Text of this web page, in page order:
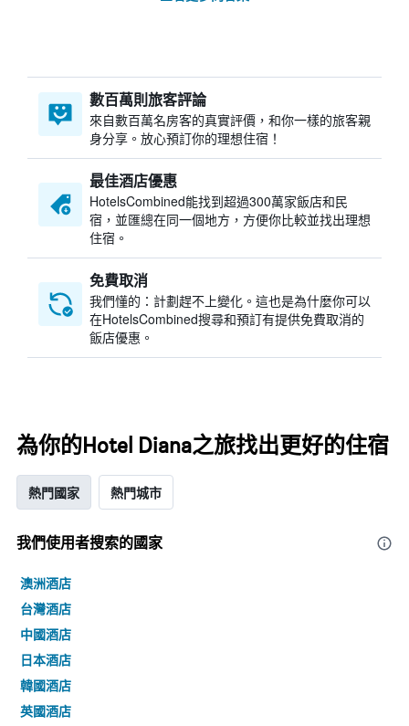
數百萬則旅客評論
來自數百萬名房客的真實評價，和你一樣的旅客親
身分享。放心預訂你的理想住宿！
最佳酒店優惠
HotelsCombined​能找到超過300萬家飯店和民
宿，並匯總在同一個地方，方便你比較並找出理想
住宿。
免費取消
我們懂的：計劃趕不上變化。這也是為什麼你可以
在HotelsCombined搜尋和預訂有提供免費取消的
飯店優惠。
為你的Hotel Diana之旅找出更好的住宿
熱門國家 熱門城市
我們使用者搜索的國家
澳洲酒店
台灣酒店
中國酒店
日本酒店
韓國酒店
英國酒店